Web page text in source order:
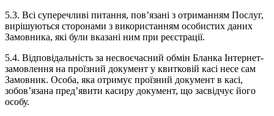
5.3. Всі суперечливі питання, пов’язані з отриманням Послуг,
вирішуються сторонами з використанням особистих даних
Замовника, які були вказані ним при реєстрації.
5.4. Відповідальність за несвоєчасний обмін Бланка Інтернет-
замовлення на проїзний документ у квитковій касі несе сам
Замовник. Особа, яка отримує проїзний документ в касі,
зобов’язана пред’явити касиру документ, що засвідчує його
особу.